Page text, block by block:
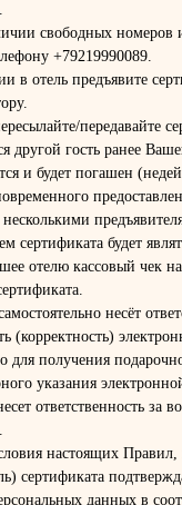
свободных номеров
+79219990089.
в отель предъявите
передавайте
другой гость ранее
и будет погашен
несколькими
сертификата будет
отелю кассовый чек
несёт
(корректность)
для получения
указания
ответственность за
настоящих Правил,
сертификата
данных в